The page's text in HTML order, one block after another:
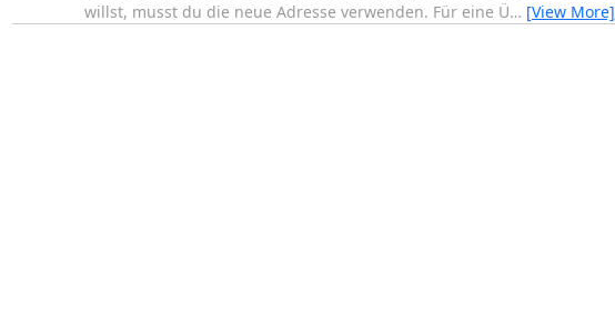
willst, musst du die neue Adresse verwenden. Für eine Ü… [View More]